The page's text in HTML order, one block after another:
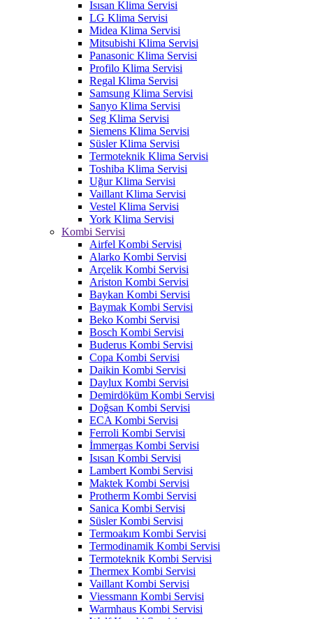
Isısan Klima Servisi
LG Klima Servisi
Midea Klima Servisi
Mitsubishi Klima Servisi
Panasonic Klima Servisi
Profilo Klima Servisi
Regal Klima Servisi
Samsung Klima Servisi
Sanyo Klima Servisi
Seg Klima Servisi
Siemens Klima Servisi
Süsler Klima Servisi
Termoteknik Klima Servisi
Toshiba Klima Servisi
Uğur Klima Servisi
Vaillant Klima Servisi
Vestel Klima Servisi
York Klima Servisi
Kombi Servisi
Airfel Kombi Servisi
Alarko Kombi Servisi
Arçelik Kombi Servisi
Ariston Kombi Servisi
Baykan Kombi Servisi
Baymak Kombi Servisi
Beko Kombi Servisi
Bosch Kombi Servisi
Buderus Kombi Servisi
Copa Kombi Servisi
Daikin Kombi Servisi
Daylux Kombi Servisi
Demirdöküm Kombi Servisi
Doğsan Kombi Servisi
ECA Kombi Servisi
Ferroli Kombi Servisi
İmmergas Kombi Servisi
Isısan Kombi Servisi
Lambert Kombi Servisi
Maktek Kombi Servisi
Protherm Kombi Servisi
Sanica Kombi Servisi
Süsler Kombi Servisi
Termoakım Kombi Servisi
Termodinamik Kombi Servisi
Termoteknik Kombi Servisi
Thermex Kombi Servisi
Vaillant Kombi Servisi
Viessmann Kombi Servisi
Warmhaus Kombi Servisi